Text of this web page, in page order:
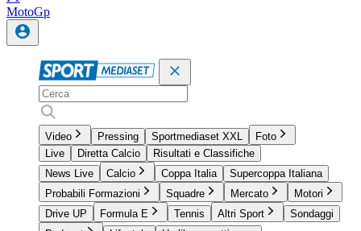
MotoGp
Video Pressing Sportmediaset XXL
Foto
Live
Diretta Calcio
Risultati e Classifiche
News Live
Calcio Coppa Italia
Supercoppa Italiana
Probabili Formazioni
Squadre Mercato
Motori
Drive UP
Formula E Tennis Altri Sport
Sondaggi